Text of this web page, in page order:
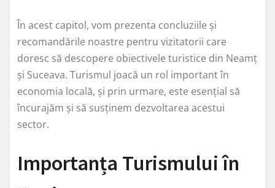
În acest capitol, vom prezenta concluziile și
recomandările noastre pentru vizitatorii care
doresc să descopere obiectivele turistice din Neamț
și Suceava. Turismul joacă un rol important în
economia locală, și prin urmare, este esențial să
încurajăm și să susținem dezvoltarea acestui
sector.
Importanța Turismului în